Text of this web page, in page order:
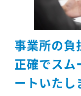
事業所の負
正確でスム
ートいたし